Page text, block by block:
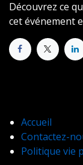
Découvrez ce
cet événement
Accueil
Contactez-
Politique vie